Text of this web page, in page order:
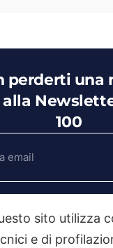
perderti una
100
generali e la politica
sito utilizza
e di